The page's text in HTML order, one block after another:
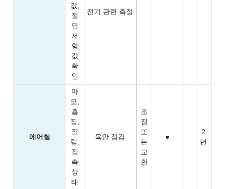
값,
절
연
저
항
값
확
인
전기 관련 측정
에어씰
마
모,
흠
집,
잘
림,
접
촉
상
태
육안 점검
조
정
또
는
교
환
●
2
년